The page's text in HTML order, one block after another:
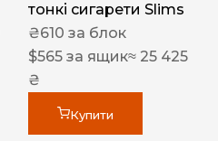
тонкі сигарети Slims
₴610 за блок
$565 за ящик≈ 25 425
₴
Купити